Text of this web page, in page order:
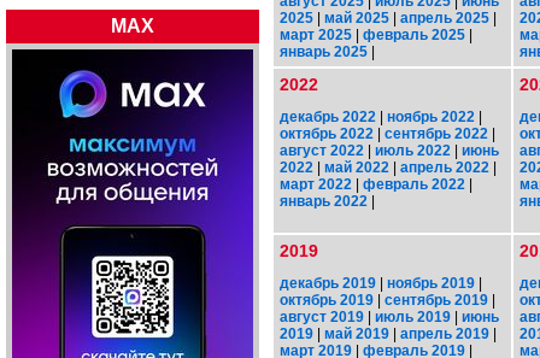
MAX
2025 | май 2025 | апрель 2025 |
март 2025 | февраль 2025 |
январь 2025 |
2022
декабрь 2022 | ноябрь 2022 |
октябрь 2022 | сентябрь 2022 |
август 2022 | июль 2022 | июнь
2022 | май 2022 | апрель 2022 |
март 2022 | февраль 2022 |
январь 2022 |
2019
декабрь 2019 | ноябрь 2019 |
октябрь 2019 | сентябрь 2019 |
август 2019 | июль 2019 | июнь
2019 | май 2019 | апрель 2019 |
март 2019 | февраль 2019 |